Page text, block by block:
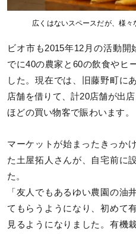
広くはないスペースだが、様
ビオ市も2015年12月の活動
でに40の農家と60の飲食やヒ
した。現在では、旧藤野町に
店舗を借りて、計20店舗が出
ほどの買い物客で賑わいます。
マーケットが始まったきっか
た土屋拓人さんが、自宅前に
た。
「友人でもあるゆい農園の油
てもらうようになり、初めて
見るようになりました。有機